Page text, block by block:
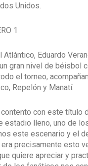
Unidos.
1
Atlántico, Eduardo
gran nivel de béisbol
el torneo,
Repelón y Manatí.
con este título
estadio lleno, uno de
este escenario y el
era precisamente esto
quiere apreciar y